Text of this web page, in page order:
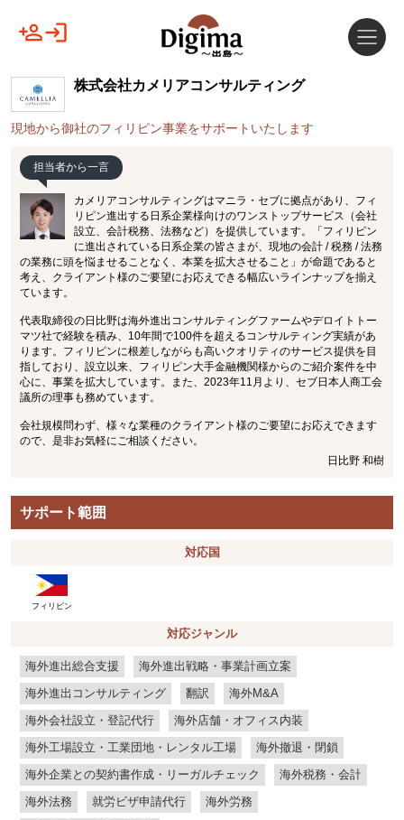
株式会社カメリアコンサルティング
現地から御社のフィリピン事業をサポートいたします
担当者から一言
カメリアコンサルティングはマニラ・セブに拠点があり、フィ
リピン進出する日系企業様向けのワンストップサービス（会社
設立、会計税務、法務など）を提供しています。「フィリピン
に進出されている日系企業の皆さまが、現地の会計 / 税務 / 法務
の業務に頭を悩ませることなく、本業を拡大させること」が命題であると
考え、クライアント様のご要望にお応えできる幅広いラインナップを揃え
ています。
代表取締役の日比野は海外進出コンサルティングファームやデロイトトー
マツ社で経験を積み、10年間で100件を超えるコンサルティング実績があ
ります。フィリピンに根差しながらも高いクオリティのサービス提供を目
指しており、設立以来、フィリピン大手金融機関様からのご紹介案件を中
心に、事業を拡大しています。また、2023年11月より、セブ日本人商工会
議所の理事も務めています。
会社規模問わず、様々な業種のクライアント様のご要望にお応えできます
ので、是非お気軽にご相談ください。
日比野 和樹
サポート範囲
対応国
フィリピン
対応ジャンル
海外進出総合支援
海外進出戦略・事業計画立案
海外進出コンサルティング
翻訳
海外M&A
海外会社設立・登記代行
海外店舗・オフィス内装
海外工場設立・工業団地・レンタル工場
海外撤退・閉鎖
海外企業との契約書作成・リーガルチェック
海外税務・会計
海外法務
就労ビザ申請代行
海外労務